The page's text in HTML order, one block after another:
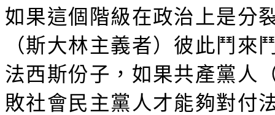
如果這個階級在政治上是分
（斯大林主義者）彼此鬥來
法西斯份子，如果共產黨人
敗社會民主黨人才能夠對付